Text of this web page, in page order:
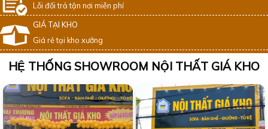
Lỗi đổi trả tận nơi miễn phí
GIÁ TẠI KHO
Giá rẻ tại kho xưởng
HỆ THỐNG SHOWROOM NỘI THẤT GIÁ KHO